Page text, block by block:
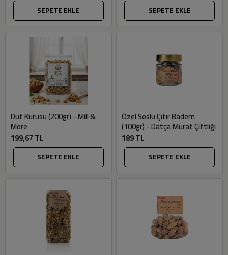
SEPETE EKLE SEPETE EKLE
Dut Kurusu (200gr) - Mill &
More
199,67 TL
SEPETE EKLE
Özel Soslu Çıtır Badem
(100gr) - Datça Murat Çiftliği
189 TL
SEPETE EKLE